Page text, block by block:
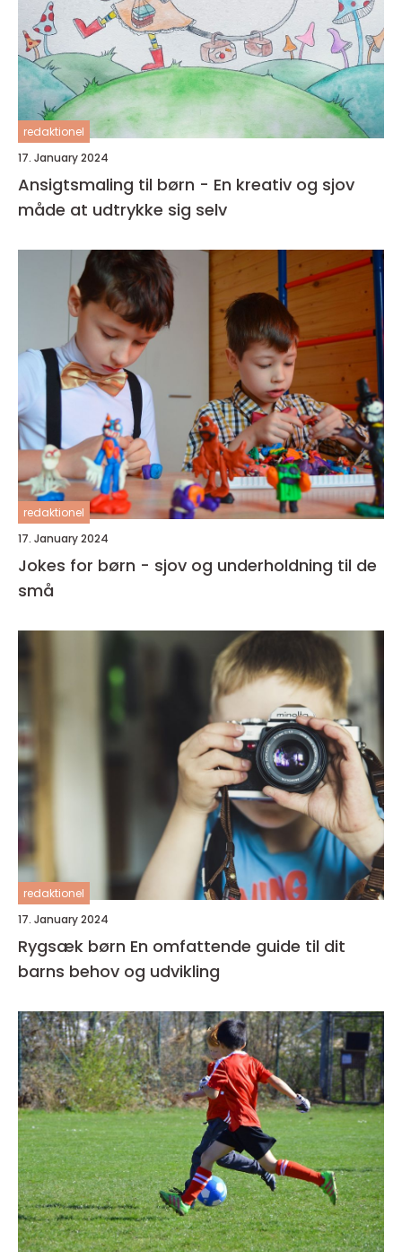
redaktionel
17. January 2024
Ansigtsmaling til børn - En kreativ og sjov
måde at udtrykke sig selv
redaktionel
17. January 2024
Jokes for børn - sjov og underholdning til de
små
redaktionel
17. January 2024
Rygsæk børn En omfattende guide til dit
barns behov og udvikling